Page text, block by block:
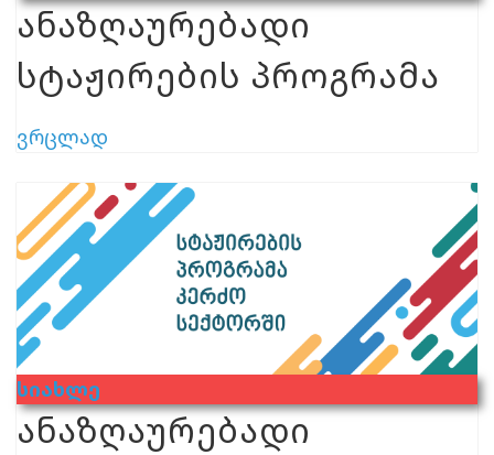
ანაზღაურებადი
სტაჟირების პროგრამა
ვრცლად
Სიახლე
ანაზღაურებადი